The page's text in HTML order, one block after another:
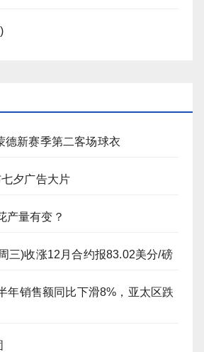
德新赛季第二客场球衣
夕广告大片
产量有变？
三)收涨12月合约报83.02美分/磅
年销售额同比下滑8%，亚太区跌